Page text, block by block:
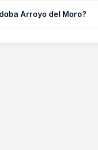
Arroyo del Moro?